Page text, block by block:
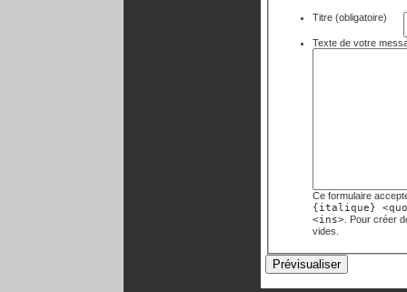
Titre (obligatoire)
Ce formulaire
{italique}
<ins> . Pour créer
vides.